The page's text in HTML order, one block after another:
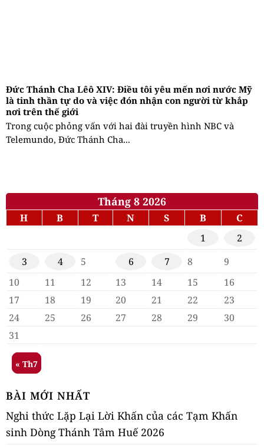
Đức Thánh Cha Lêô XIV: Điều tôi yêu mến nơi nước Mỹ
là tinh thần tự do và việc đón nhận con người từ khắp
nơi trên thế giới
Trong cuộc phỏng vấn với hai đài truyền hình NBC và
Telemundo, Đức Thánh Cha...
Tháng 8 2026
H B T N S B
C
1
2
3
4 5 6 7 8
9
10
11 12 13 14 15
16
17
18 19 20 21 22
23
24
25 26 27 28 29
30
31
« Th7
BÀI MỚI NHẤT
Nghi thức Lặp Lại Lời Khấn của các Tạm Khấn
sinh Dòng Thánh Tâm Huế 2026